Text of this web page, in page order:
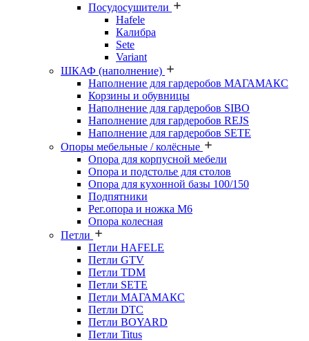
Посудосушители
Hafele
Калибра
Sete
Variant
ШКАФ (наполнение)
Наполнение для гардеробов МАГАМАКС
Корзины и обувницы
Наполнение для гардеробов SIBO
Наполнение для гардеробов REJS
Наполнение для гардеробов SETE
Опоры мебельные / колёсные
Опора для корпусной мебели
Опора и подстолье для столов
Опора для кухонной базы 100/150
Подпятники
Рег.опора и ножка М6
Опора колесная
Петли
Петли HAFELE
Петли GTV
Петли TDM
Петли SETE
Петли МАГАМАКС
Петли DTC
Петли BOYARD
Петли Titus